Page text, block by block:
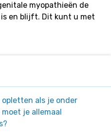
myopathieën de
en blijft. Dit kunt u met
opletten als je onder
je allemaal